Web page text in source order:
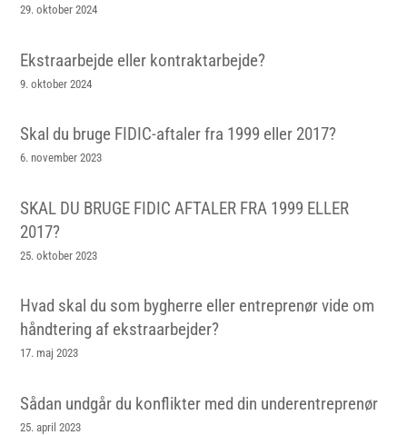
29. oktober 2024
Ekstraarbejde eller kontraktarbejde?
9. oktober 2024
Skal du bruge FIDIC-aftaler fra 1999 eller 2017?
6. november 2023
SKAL DU BRUGE FIDIC AFTALER FRA 1999 ELLER
2017?
25. oktober 2023
Hvad skal du som bygherre eller entreprenør vide om
håndtering af ekstraarbejder?
17. maj 2023
Sådan undgår du konflikter med din underentreprenør
25. april 2023